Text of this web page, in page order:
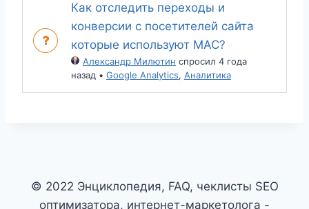
Как отследить переходы и
конверсии с посетителей сайта
которые используют MAC?
Александр Милютин спросил 4 года
назад • Google Analytics, Аналитика
© 2022 Энциклопедия, FAQ, чеклисты SEO
оптимизатора, интернет-маркетолога -